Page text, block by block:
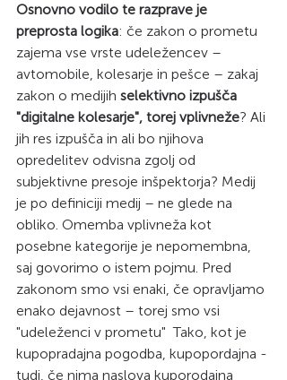
Osnovno vodilo te razprave je
preprosta logika: če zakon o prometu
zajema vse vrste udeležencev –
avtomobile, kolesarje in pešce – zakaj
zakon o medijih selektivno izpušča
"digitalne kolesarje", torej vplivneže? Ali
jih res izpušča in ali bo njihova
opredelitev odvisna zgolj od
subjektivne presoje inšpektorja? Medij
je po definiciji medij – ne glede na
obliko. Omemba vplivneža kot
posebne kategorije je nepomembna,
saj govorimo o istem pojmu. Pred
zakonom smo vsi enaki, če opravljamo
enako dejavnost – torej smo vsi
"udeleženci v prometu"  Tako, kot je
kupopradajna pogodba, kupopordajna -
tudi, če nima naslova kuporodajna